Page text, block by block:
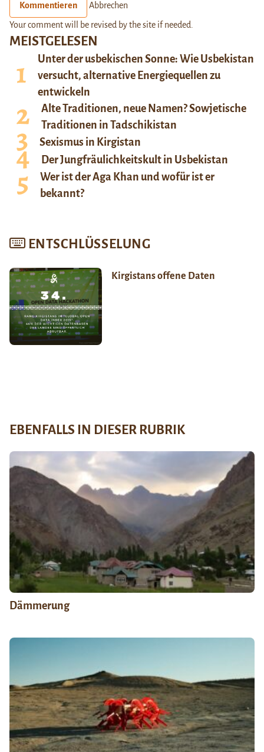
MEISTGELESEN
Unter der usbekischen Sonne: Wie Usbekistan
versucht, alternative Energiequellen zu
entwickeln
Alte Traditionen, neue Namen? Sowjetische
Traditionen in Tadschikistan
Sexismus in Kirgistan
Der Jungfräulichkeitskult in Usbekistan
Wer ist der Aga Khan und wofür ist er
bekannt?
ENTSCHLÜSSELUNG
Kirgistans offene Daten
Kommentieren Abbrechen
Your comment will be revised by the site if needed.
EBENFALLS IN DIESER RUBRIK
Dämmerung